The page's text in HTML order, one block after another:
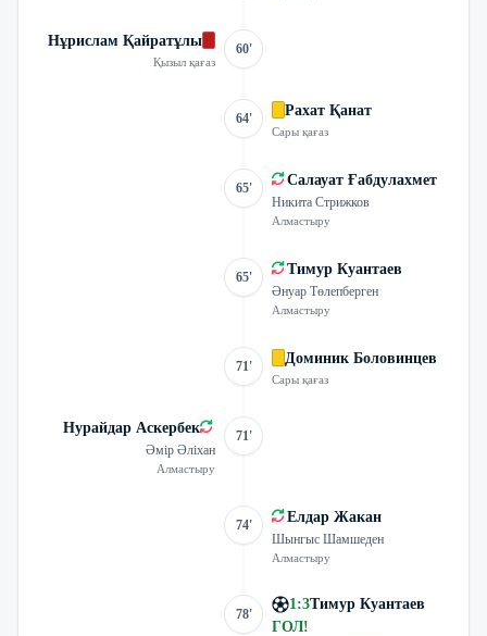
Нұрислам Қайратұлы
Қызыл қағаз
60'
64' Рахат Қанат
Сары қағаз
65' Салауат Ғабдулахмет
Никита Стрижков
Алмастыру
65' Тимур Куантаев
Әнуар Төлепберген
Алмастыру
71' Доминик Боловинцев
Сары қағаз
Нурайдар Аскербек
Әмір Әліхан
Алмастыру
71'
74' Елдар Жакан
Шынгыс Шамшеден
Алмастыру
78'
1:3Тимур Куантаев
ГОЛ!